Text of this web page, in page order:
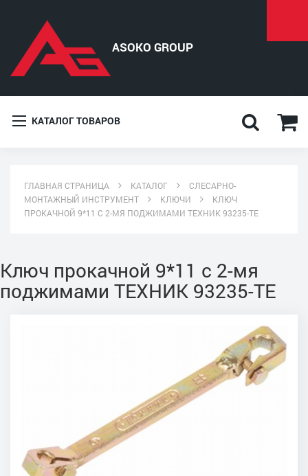
КАТАЛОГ ТОВАРОВ
ГЛАВНАЯ СТРАНИЦА КАТАЛОГ
СЛЕСАРНО-
МОНТАЖНЫЙ ИНСТРУМЕНТ
КЛЮЧИ
КЛЮЧ
ПРОКАЧНОЙ 9*11 С 2-МЯ ПОДЖИМАМИ ТЕХНИК 93235-ТЕ
Ключ прокачной 9*11 с 2-мя
поджимами ТЕХНИК 93235-ТЕ